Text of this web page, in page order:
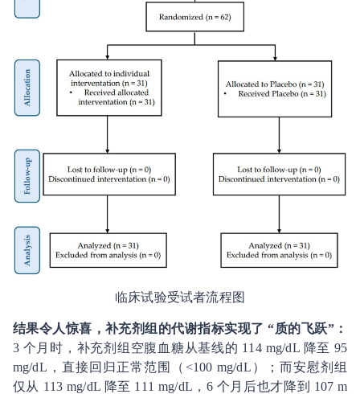
临床试验受试者流程图
结果令人惊喜，补充剂组的代谢指标实现了 “质的飞跃”：
3 个月时，补充剂组空腹血糖从基线的 114 mg/dL 降至 95
mg/dL，直接回归正常范围（<100 mg/dL）；而安慰剂组
仅从 113 mg/dL 降至 111 mg/dL，6 个月后也才降到 107 m